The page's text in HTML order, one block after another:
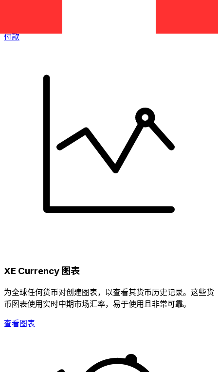
付款
XE Currency 图表
为全球任何货币对创建图表，以查看其货币历史记录。这些货
币图表使用实时中期市场汇率，易于使用且非常可靠。
查看图表